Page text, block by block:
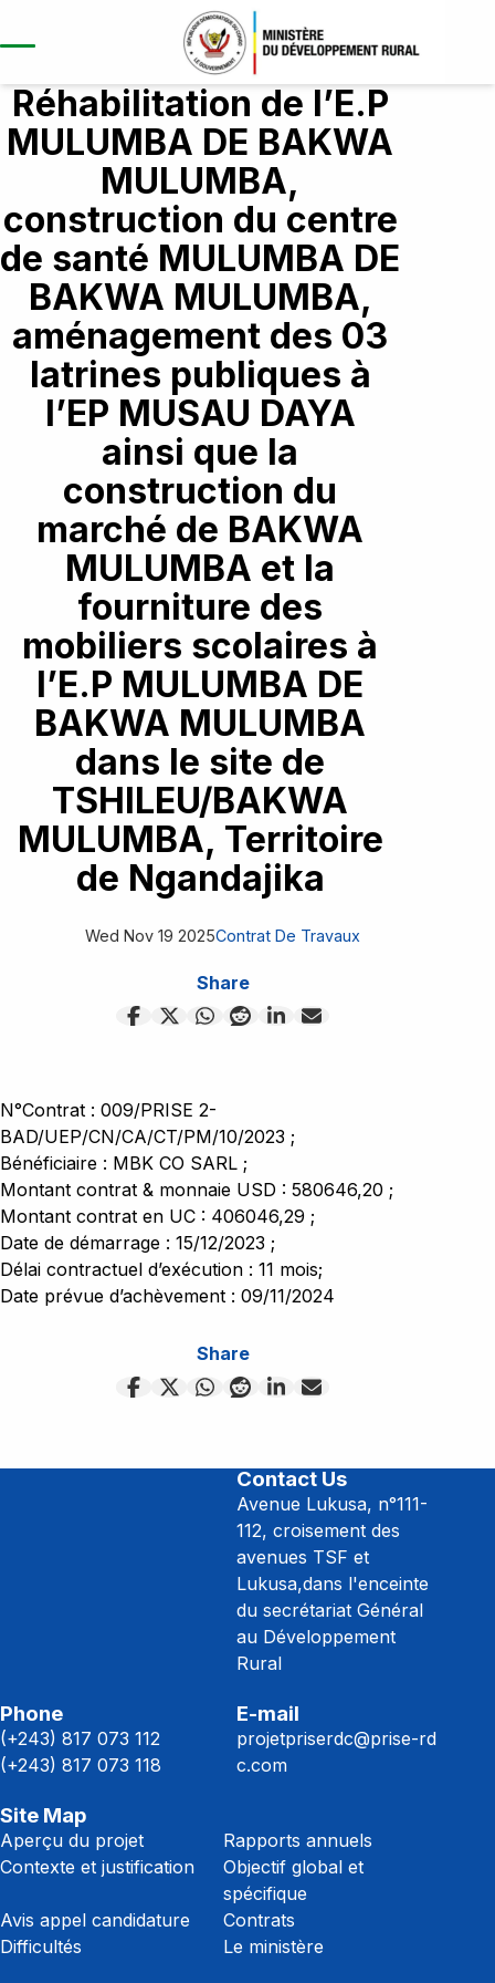
Aperçu du projet
Contexte et justification
Objectif global et spécifique
Résultats attendus
Répertoire/Ouvrages
Kasaï
Kasaï central
Kasaï oriental
Lomami
Haut-lomami
Kwango
Maindombe
Maniema
Composantes
Développement des
infrastructres
Études et renforcement des
capacités
Coordination et gestion du projet
Publication
Nouvelles
Rapports annuels
Contrats
Contrat des biens
Contrat des services
Contrat de travaux
Difficultés
Opportunites
Appels d'offres
Appel a manifestation d'intérêt
Le ministère
Événement
Contact
Réhabilitation de l’E.P
MULUMBA DE BAKWA
MULUMBA,
construction du centre
de santé MULUMBA DE
BAKWA MULUMBA,
aménagement des 03
latrines publiques à
l’EP MUSAU DAYA
ainsi que la
construction du
marché de BAKWA
MULUMBA et la
fourniture des
mobiliers scolaires à
l’E.P MULUMBA DE
BAKWA MULUMBA
dans le site de
TSHILEU/BAKWA
MULUMBA, Territoire
de Ngandajika
Wed Nov 19 2025Contrat De Travaux
Share
N°Contrat : 009/PRISE 2-
BAD/UEP/CN/CA/CT/PM/10/2023 ;
Bénéficiaire : MBK CO SARL ;
Montant contrat & monnaie USD : 580646,20 ;
Montant contrat en UC : 406046,29 ;
Date de démarrage : 15/12/2023 ;
Délai contractuel d’exécution : 11 mois;
Date prévue d’achèvement : 09/11/2024
Share
Contact Us
Avenue Lukusa, n°111-
112, croisement des
avenues TSF et
Lukusa,dans l'enceinte
du secrétariat Général
au Développement
Rural
Phone
(+243) 817 073 112
(+243) 817 073 118
E-mail
projetpriserdc@prise-rd
c.com
Site Map
Aperçu du projet
Rapports annuels
Contexte et justification
Objectif global et
spécifique
Avis appel candidature
Contrats
Difficultés
Le ministère